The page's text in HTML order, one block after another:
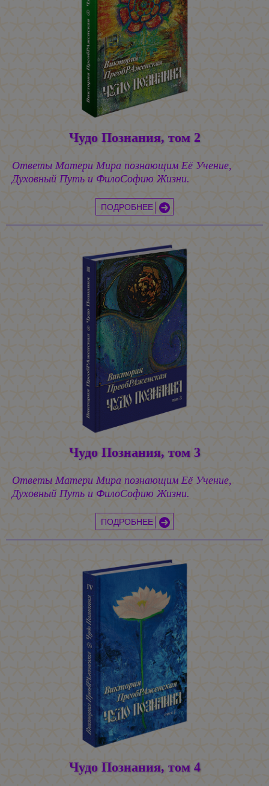
Чудо Познания, том 2
Ответы Матери Мира познающим Её Учение,
Духовный Путь и ФилоСофию Жизни.
ПОДРОБНЕЕ
Чудо Познания, том 3
Ответы Матери Мира познающим Её Учение,
Духовный Путь и ФилоСофию Жизни.
ПОДРОБНЕЕ
Чудо Познания, том 4